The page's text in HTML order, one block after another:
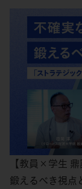
【教員×学生
鍛えるべき視